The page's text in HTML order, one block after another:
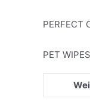
PERFECT
PET